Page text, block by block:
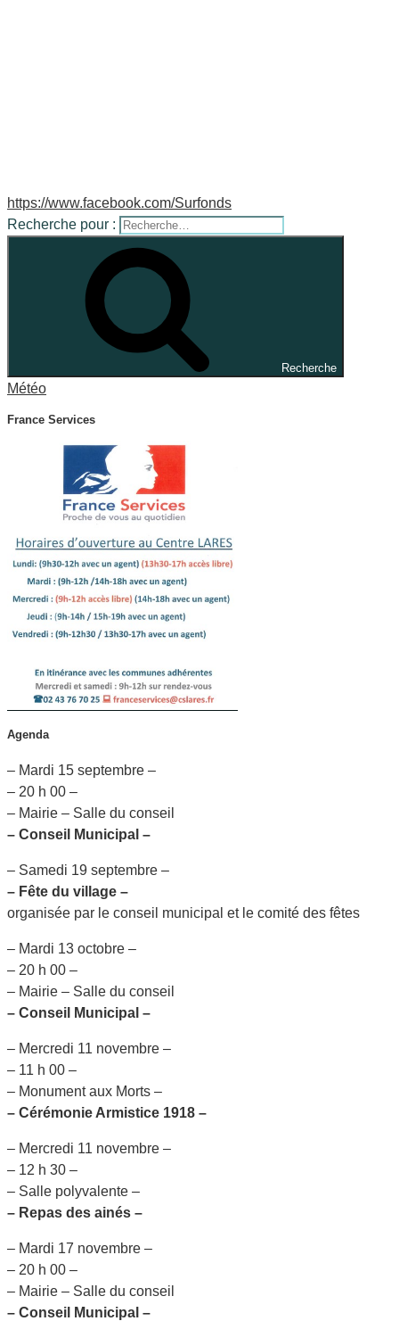
https://www.facebook.com/Surfonds
Recherche pour :
Recherche
Météo
France Services
Agenda
– Mardi 15 septembre –
– 20 h 00 –
– Mairie – Salle du conseil
– Conseil Municipal –
– Samedi 19 septembre –
– Fête du village –
organisée par le conseil municipal et le comité des fêtes
– Mardi 13 octobre –
– 20 h 00 –
– Mairie – Salle du conseil
– Conseil Municipal –
– Mercredi 11 novembre –
– 11 h 00 –
– Monument aux Morts –
– Cérémonie Armistice 1918 –
– Mercredi 11 novembre –
– 12 h 30 –
– Salle polyvalente –
– Repas des ainés –
– Mardi 17 novembre –
– 20 h 00 –
– Mairie – Salle du conseil
– Conseil Municipal –